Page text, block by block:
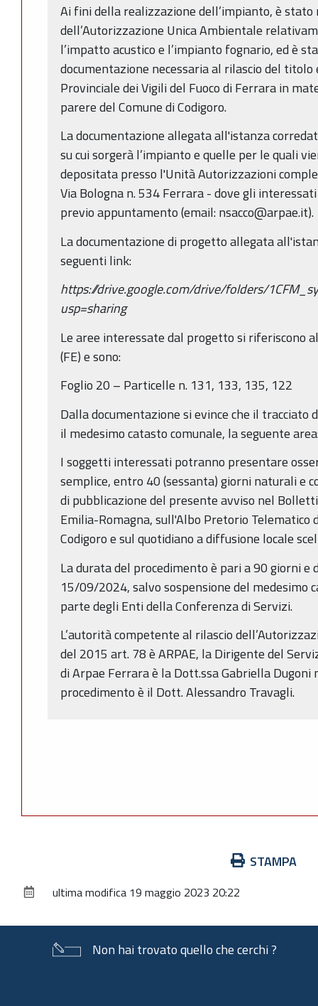
Ai fini della realizzazione dell’impianto, è
dell’Autorizzazione Unica Ambientale
l’impatto acustico e l’impianto fognario, ed è
documentazione necessaria al rilascio del
Provinciale dei Vigili del Fuoco di Ferrara in
parere del Comune di Codigoro.
La documentazione allegata all'istanza
su cui sorgerà l’impianto e quelle per le quali
depositata presso l'Unità Autorizzazioni
Via Bologna n. 534 Ferrara - dove gli
previo appuntamento (email: nsacco@arpae.it).
La documentazione di progetto allegata
seguenti link:
https://drive.google.com/drive/folders/
usp=sharing
Le aree interessate dal progetto si riferiscono
(FE) e sono:
Foglio 20 – Particelle n. 131, 133, 135, 122
Dalla documentazione si evince che il
il medesimo catasto comunale, la seguente
I soggetti interessati potranno presentare
semplice, entro 40 (sessanta) giorni naturali e
di pubblicazione del presente avviso nel
Emilia-Romagna, sull'Albo Pretorio Telematico
Codigoro e sul quotidiano a diffusione locale
La durata del procedimento è pari a 90 giorni e
15/09/2024, salvo sospensione del medesimo
parte degli Enti della Conferenza di Servizi.
L’autorità competente al rilascio
del 2015 art. 78 è ARPAE, la Dirigente del
di Arpae Ferrara è la Dott.ssa Gabriella
procedimento è il Dott. Alessandro Travagli.
documento
STAMPA
ultima modifica 19 maggio 2023 20:22
Non hai trovato quello che cerchi ?